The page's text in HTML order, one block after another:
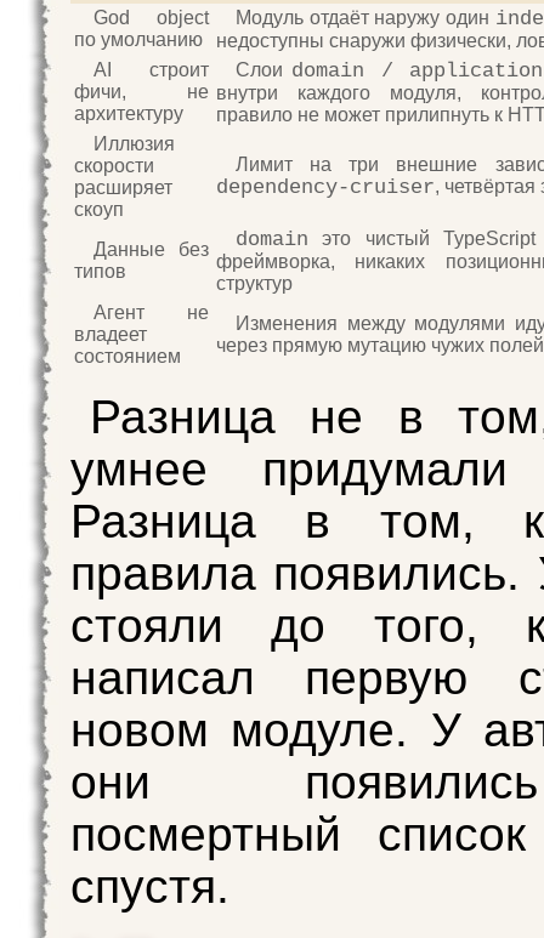
God object
по умолчанию
Модуль отдаёт наружу один
недоступны снаружи физически,
AI строит
фичи, не
архитектуру
Слои domain /
внутри каждого модуля,
правило не может прилипнуть к
Иллюзия
скорости
расширяет
скоуп
Лимит на три внешние
dependency-cruiser, четвёртая
Данные без
типов
domain это чистый
фреймворка, никаких
структур
Агент не
владеет
состоянием
Изменения между модулями
через прямую мутацию чужих полей
Разница не в
умнее придумали
Разница в том,
правила
стояли до того,
написал первую
новом модуле. У
они
посмертный список
спустя.